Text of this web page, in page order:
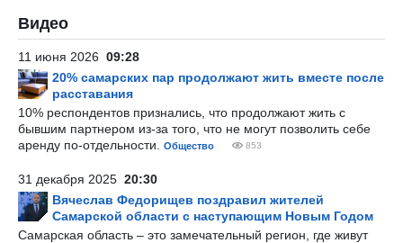
Видео
11 июня 2026 09:28
20% самарских пар продолжают жить вместе после
расставания
10% респондентов признались, что продолжают жить с
бывшим партнером из-за того, что не могут позволить себе
аренду по-отдельности.
Общество 853
31 декабря 2025 20:30
Вячеслав Федорищев поздравил жителей
Самарской области с наступающим Новым Годом
Самарская область – это замечательный регион, где живут